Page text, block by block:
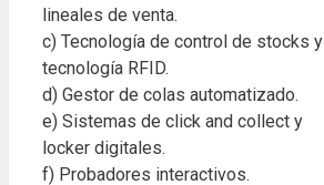
lineales de venta.
c) Tecnología de control de stocks y
tecnología RFID.
d) Gestor de colas automatizado.
e) Sistemas de click and collect y
locker digitales.
f) Probadores interactivos.